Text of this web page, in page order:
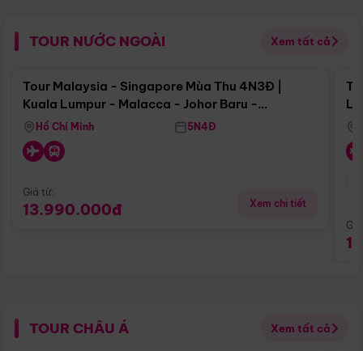
TOUR NƯỚC NGOÀI Xem tất cả
Điểm nổi bật
Tour Malaysia - Singapore Mùa Thu 4N3Đ |
Kuala Lumpur - Malacca - Johor Baru -
Singapore
Hồ Chí Minh 5N4Đ
Giá từ:
13.990.000đ Xem chi tiết
TOUR CHÂU Á Xem tất cả
Điểm nổi bật